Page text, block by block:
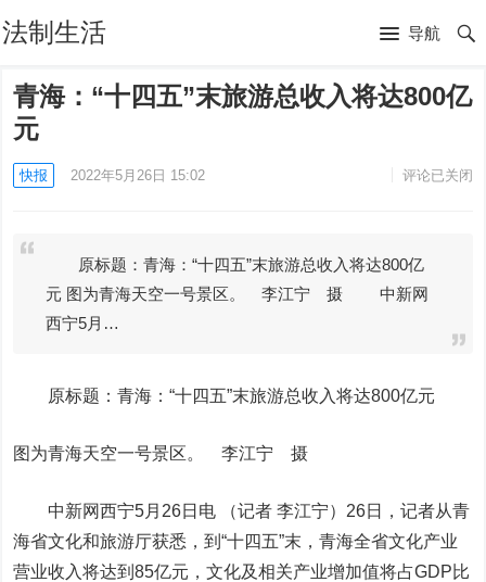
法制生活 导航
青海：“十四五”末旅游总收入将达800亿
元
快报 2022年5月26日 15:02 评论已关闭
原标题：青海：“十四五”末旅游总收入将达800亿
元 图为青海天空一号景区。 李江宁 摄 中新网
西宁5月…
原标题：青海：“十四五”末旅游总收入将达800亿元
图为青海天空一号景区。 李江宁 摄
中新网西宁5月26日电 （记者 李江宁）26日，记者从青
海省文化和旅游厅获悉，到“十四五”末，青海全省文化产业
营业收入将达到85亿元，文化及相关产业增加值将占GDP比